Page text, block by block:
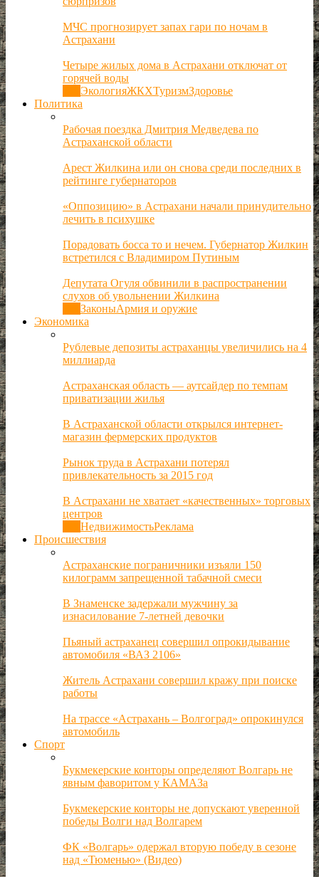
МЧС прогнозирует запах гари по ночам в
Астрахани
Четыре жилых дома в Астрахани отключат от
горячей воды
ЭкологияЖКХТуризмЗдоровье
Политика
Рабочая поездка Дмитрия Медведева по
Астраханской области
Арест Жилкина или он снова среди последних в
рейтинге губернаторов
«Оппозицию» в Астрахани начали принудительно
лечить в психушке
Порадовать босса то и нечем. Губернатор Жилкин
встретился с Владимиром Путиным
Депутата Огуля обвинили в распространении
слухов об увольнении Жилкина
ЗаконыАрмия и оружие
Экономика
Рублевые депозиты астраханцы увеличились на 4
миллиарда
Астраханская область — аутсайдер по темпам
приватизации жилья
В Астраханской области открылся интернет-
магазин фермерских продуктов
Рынок труда в Астрахани потерял
привлекательность за 2015 год
В Астрахани не хватает «качественных» торговых
центров
НедвижимостьРеклама
Происшествия
Астраханские пограничники изъяли 150
килограмм запрещенной табачной смеси
В Знаменске задержали мужчину за
изнасилование 7-летней девочки
Пьяный астраханец совершил опрокидывание
автомобиля «ВАЗ 2106»
Житель Астрахани совершил кражу при поиске
работы
На трассе «Астрахань – Волгоград» опрокинулся
автомобиль
Спорт
Букмекерские конторы определяют Волгарь не
явным фаворитом у КАМАЗа
Букмекерские конторы не допускают уверенной
победы Волги над Волгарем
ФК «Волгарь» одержал вторую победу в сезоне
над «Тюменью» (Видео)